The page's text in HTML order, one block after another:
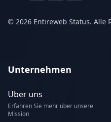
© 2026 Entireweb Status. Alle
Unternehmen
Über uns
Erfahren Sie mehr über unsere
Mission